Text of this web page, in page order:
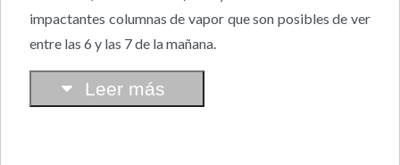
impactantes columnas de vapor que son posibles de ver
entre las 6 y las 7 de la mañana.
Leer más